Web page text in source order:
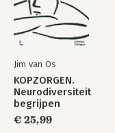
Jim van Os
KOPZORGEN.
Neurodiversiteit
begrijpen
€ 25,99